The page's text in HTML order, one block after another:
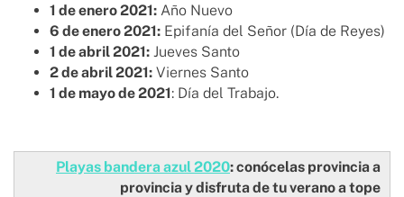
1 de enero 2021: Año Nuevo
6 de enero 2021: Epifanía del Señor (Día de Reyes)
1 de abril 2021: Jueves Santo
2 de abril 2021: Viernes Santo
1 de mayo de 2021: Día del Trabajo.
Playas bandera azul 2020: conócelas provincia a
provincia y disfruta de tu verano a tope